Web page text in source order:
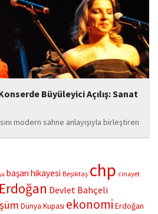
çıkan Bozkurt,...
Büyüleyici Açılış: Sanat
modern sahne anlayışıyla birleştiren
İstanbul Ataşehir’de bulunan
gerçekleşen gece, müzikal çeşitlilik
başarı hikayesi Beşiktaş chp cinayet
Devlet Bahçeli
Dünya Kupası ekonomi Erdoğan